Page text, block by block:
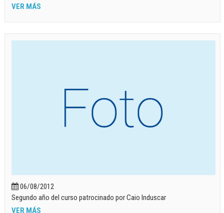
VER MÁS
06/08/2012
Segundo año del curso patrocinado por Caio Induscar
VER MÁS